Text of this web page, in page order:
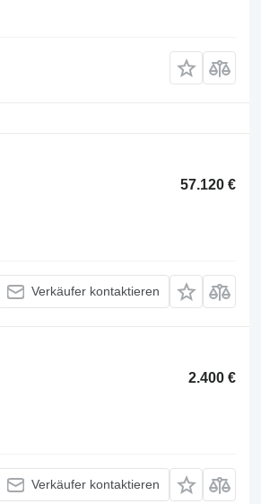
57.120 €
Verkäufer kontaktieren
2.400 €
Verkäufer kontaktieren